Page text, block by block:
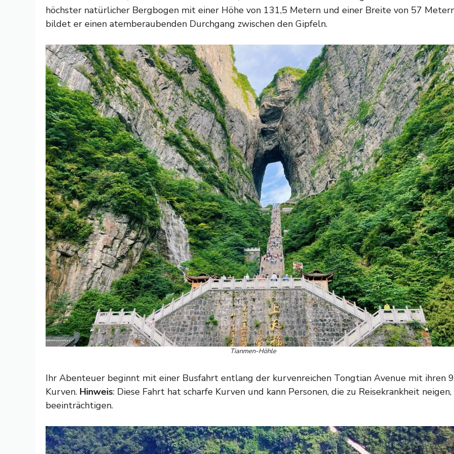
höchster natürlicher Bergbogen mit einer Höhe von 131,5 Metern und einer Breite von 57
bildet er einen atemberaubenden Durchgang zwischen den Gipfeln.
Tianmen-Höhle
Ihr Abenteuer beginnt mit einer Busfahrt entlang der kurvenreichen Tongtian Avenue mit ihren
Kurven. Hinweis: Diese Fahrt hat scharfe Kurven und kann Personen, die zu Reisekrankheit neigen,
beeinträchtigen.